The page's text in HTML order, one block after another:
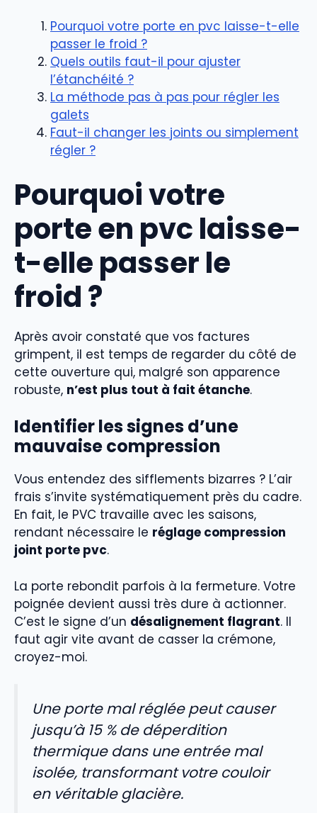
Pourquoi votre porte en pvc laisse-t-elle
passer le froid ?
Quels outils faut-il pour ajuster
l’étanchéité ?
La méthode pas à pas pour régler les
galets
Faut-il changer les joints ou simplement
régler ?
Pourquoi votre
porte en pvc laisse-
t-elle passer le
froid ?
Après avoir constaté que vos factures
grimpent, il est temps de regarder du côté de
cette ouverture qui, malgré son apparence
robuste, n’est plus tout à fait étanche.
Identifier les signes d’une
mauvaise compression
Vous entendez des sifflements bizarres ? L’air
frais s’invite systématiquement près du cadre.
En fait, le PVC travaille avec les saisons,
rendant nécessaire le réglage compression
joint porte pvc.
La porte rebondit parfois à la fermeture. Votre
poignée devient aussi très dure à actionner.
C’est le signe d’un désalignement flagrant. Il
faut agir vite avant de casser la crémone,
croyez-moi.
Une porte mal réglée peut causer
jusqu’à 15 % de déperdition
thermique dans une entrée mal
isolée, transformant votre couloir
en véritable glacière.